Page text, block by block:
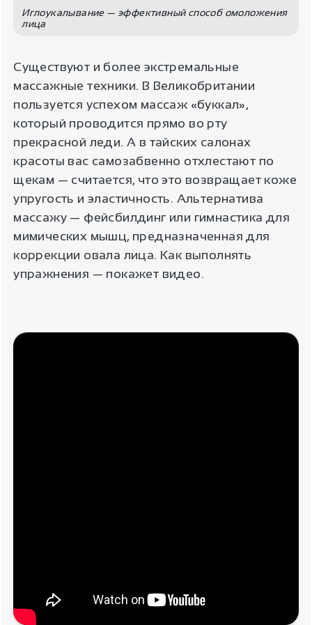
Иглоукалывание — эффективный способ омоложения
лица
Существуют и более экстремальные
массажные техники. В Великобритании
пользуется успехом массаж «буккал»,
который проводится прямо во рту
прекрасной леди. А в тайских салонах
красоты вас самозабвенно отхлестают по
щекам — считается, что это возвращает коже
упругость и эластичность. Альтернатива
массажу — фейсбилдинг или гимнастика для
мимических мышц, предназначенная для
коррекции овала лица. Как выполнять
упражнения — покажет видео.